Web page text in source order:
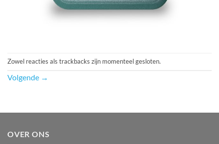
Zowel reacties als trackbacks zijn momenteel gesloten.
Volgende →
OVER ONS